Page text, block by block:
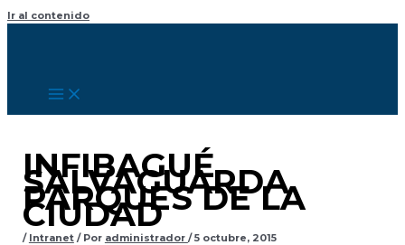
Ir al contenido
INFIBAGUÉ
SALVAGUARDA
PARQUES DE LA
CIUDAD
/ Intranet/ Por administrador /5 octubre, 2015